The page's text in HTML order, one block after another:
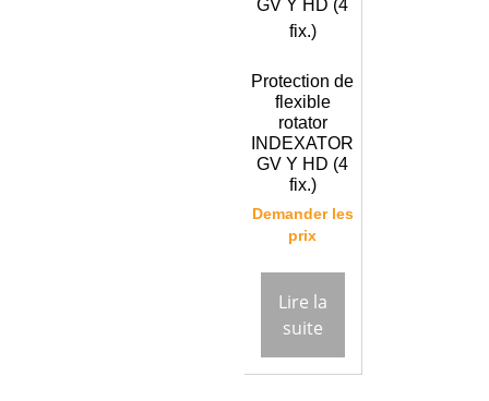
Protection de
flexible
rotator
INDEXATOR
GV Y HD (4
fix.)
Demander les
prix
Lire la
suite